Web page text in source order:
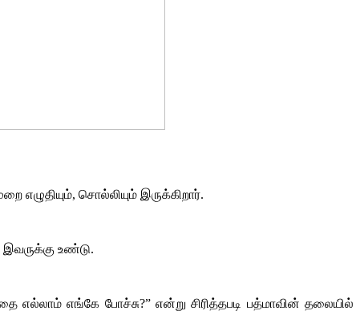
எழுதியும், சொல்லியும் இருக்கிறார்.
இவருக்கு உண்டு.
எல்லாம் எங்கே போச்சு?” என்று சிரித்தபடி பத்மாவின் தலையில்